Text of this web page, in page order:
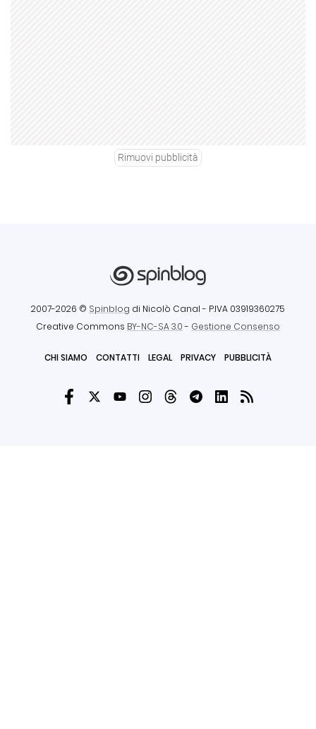
Rimuovi pubblicità
2007-2026 © Spinblog di Nicolò Canal - P.IVA 03919360275
Creative Commons BY-NC-SA 3.0- Gestione Consenso
CHI SIAMO CONTATTI LEGAL PRIVACY PUBBLICITÀ